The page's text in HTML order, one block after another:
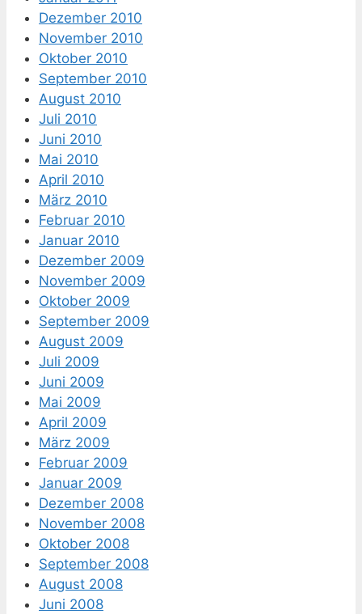
Dezember 2010
November 2010
Oktober 2010
September 2010
August 2010
Juli 2010
Juni 2010
Mai 2010
April 2010
März 2010
Februar 2010
Januar 2010
Dezember 2009
November 2009
Oktober 2009
September 2009
August 2009
Juli 2009
Juni 2009
Mai 2009
April 2009
März 2009
Februar 2009
Januar 2009
Dezember 2008
November 2008
Oktober 2008
September 2008
August 2008
Juni 2008